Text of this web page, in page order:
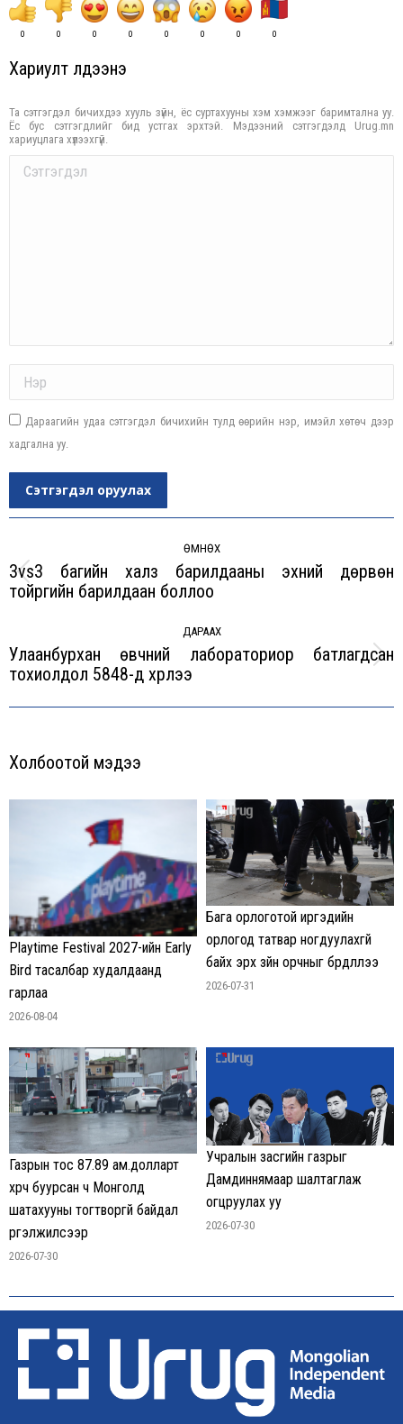
0 0 0 0 0 0 0 0
Хариулт үлдээнэ үү
Та сэтгэгдэл бичихдээ хууль зүйн, ёс суртахууны хэм хэмжээг баримтална уу.
Ёс бус сэтгэгдлийг бид устгах эрхтэй. Мэдээний сэтгэгдэлд Urug.mn
хариуцлага хүлээхгүй.
Comment
Дараагийн удаа сэтгэгдэл бичихийн тулд өөрийн нэр, имэйл хөтөч дээр
хадгална уу.
Сэтгэгдэл оруулах
ӨМНӨХ
Previous
3vs3 багийн халз барилдааны эхний дөрвөн
тойргийн барилдаан боллоо
ДАРААХ
Next
Улаанбурхан өвчний лабораториор батлагдсан
тохиолдол 5848-д хүрлээ
Холбоотой мэдээ
Playtime Festival 2027-ийн Early
Bird тасалбар худалдаанд
гарлаа
2026-08-04
Бага орлоготой иргэдийн
орлогод татвар ногдуулахгүй
байх эрх зүйн орчныг бүрдүүллээ
2026-07-31
Газрын тос 87.89 ам.долларт
хүрч буурсан ч Монголд
шатахууны тогтворгүй байдал
үргэлжилсээр
2026-07-30
Учралын засгийн газрыг
Дамдиннямаар шалтаглаж
огцруулах уу
2026-07-30